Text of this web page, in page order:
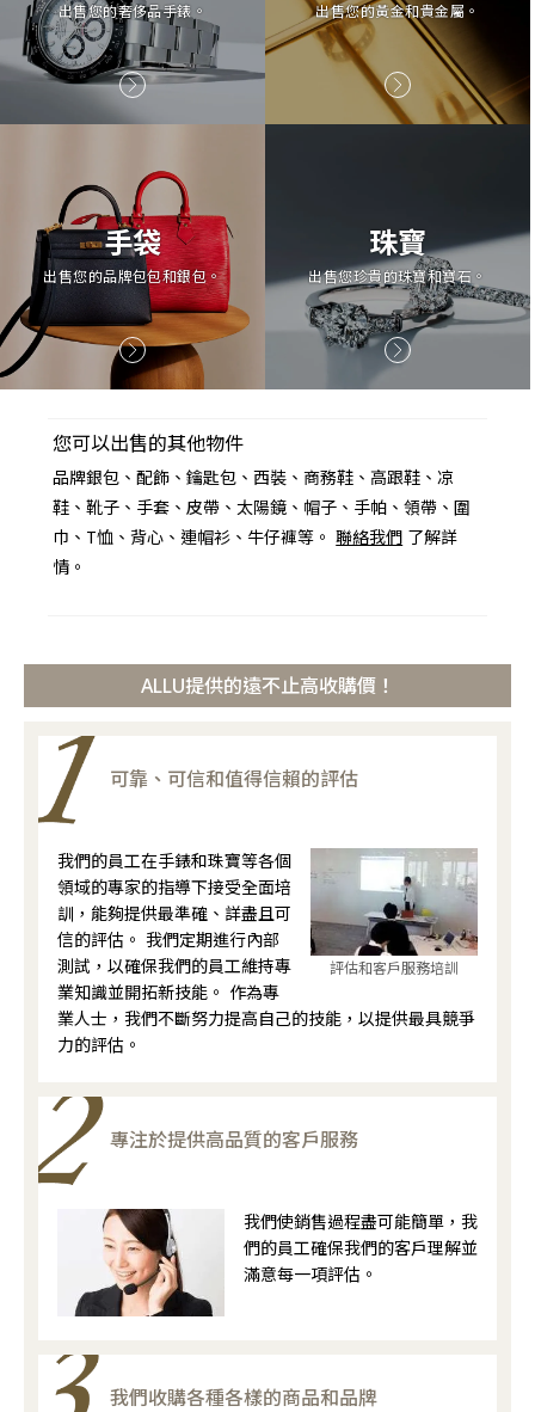
出售您的奢侈品手錶。 出售您的黃金和貴金屬。
手袋
出售您的品牌包包和銀包。
珠寶
出售您珍貴的珠寶和寶石。
您可以出售的其他物件
品牌銀包、配飾、鑰匙包、西裝、商務鞋、高跟鞋、凉
鞋、靴子、手套、皮帶、太陽鏡、帽子、手帕、領帶、圍
巾、T恤、背心、連帽衫、牛仔褲等。聯絡我們 了解詳
情。
ALLU提供的遠不止高收購價！
可靠、可信和值得信賴的評估
評估和客戶服務培訓
我們的員工在手錶和珠寶等各個
領域的專家的指導下接受全面培
訓，能夠提供最準確、詳盡且可
信的評估。 我們定期進行內部
測試，以確保我們的員工維持專
業知識並開拓新技能。 作為專
業人士，我們不斷努力提高自己的技能，以提供最具競爭
力的評估。
專注於提供高品質的客戶服務
我們使銷售過程盡可能簡單，我
們的員工確保我們的客戶理解並
滿意每一項評估。
我們收購各種各樣的商品和品牌